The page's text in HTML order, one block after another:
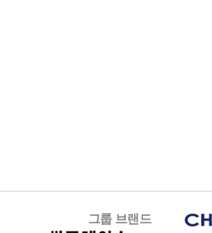
그룹 브랜드